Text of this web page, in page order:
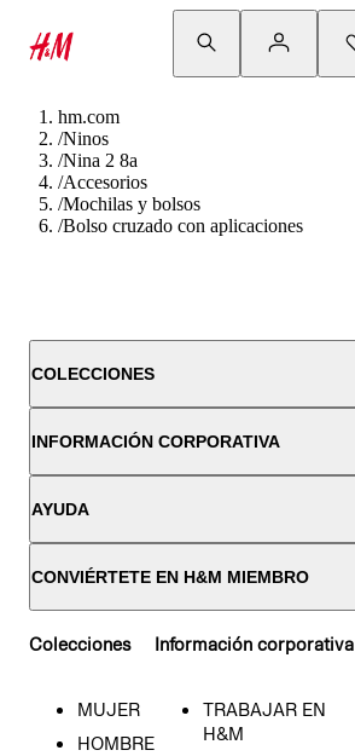
hm.com
/Ninos
/Nina 2 8a
/Accesorios
/Mochilas y bolsos
/Bolso cruzado con aplicaciones
COLECCIONES
INFORMACIÓN CORPORATIVA
AYUDA
CONVIÉRTETE EN H&M MIEMBRO
Colecciones
MUJER
HOMBRE
Información corporativa
TRABAJAR EN
H&M